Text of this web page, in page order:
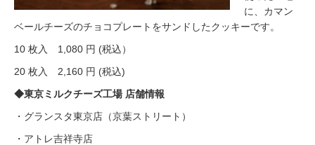
に、カマン
ベールチーズのチョコプレートをサンドしたクッキーです。
10 枚入 1,080 円 (税込）
20 枚入 2,160 円 (税込)
◆東京ミルクチーズ工場 店舗情報
・グランスタ東京店（京葉ストリート）
・アトレ吉祥寺店